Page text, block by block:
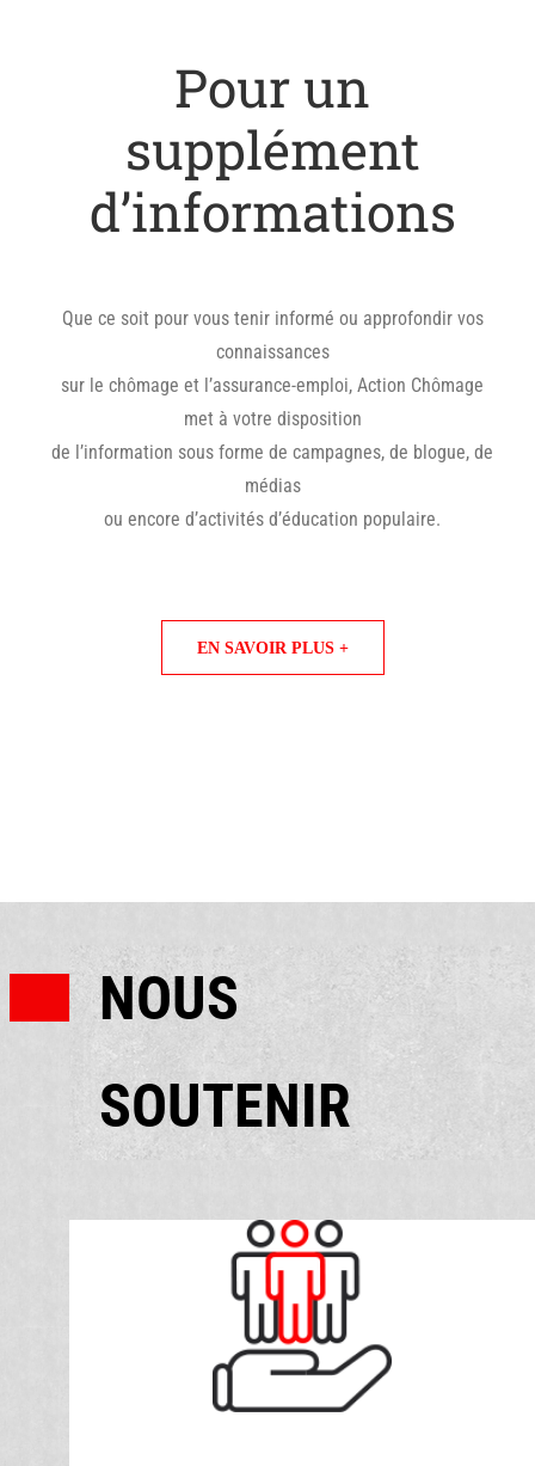
Pour un
supplément
d’informations
Que ce soit pour vous tenir informé ou approfondir vos
connaissances
sur le chômage et l’assurance-emploi, Action Chômage
met à votre disposition
de l’information sous forme de campagnes, de blogue, de
médias
ou encore d’activités d’éducation populaire.
EN SAVOIR PLUS +
NOUS
SOUTENIR